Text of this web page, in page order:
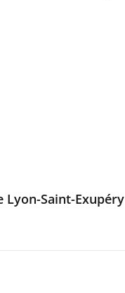
Lyon-Saint-Exupéry